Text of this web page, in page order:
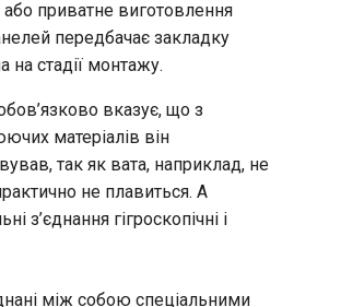
приватне виготовлення
передбачає закладку
на стадії монтажу.
вказує, що з
матеріалів він
так як вата, наприклад, не
не плавиться. А
з’єднання гігроскопічні і
між собою спеціальними